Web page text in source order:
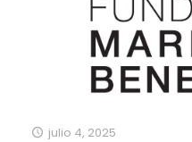
julio 4, 2025